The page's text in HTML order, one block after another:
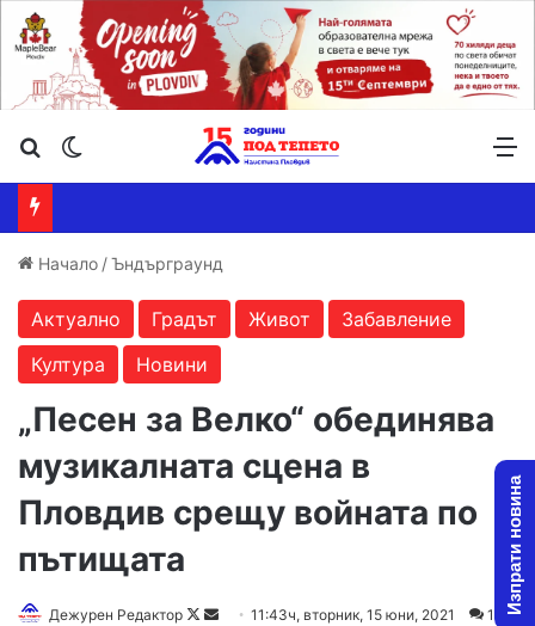
Търсене ...
Начало /Ъндърграунд
Актуално Градът Живот
Забавление
Култура
Новини
„Песен за Велко“ обединява
музикалната сцена в
Пловдив срещу войната по
пътищата
Дежурен Редактор
F
11:43ч, вторник, 15 юни, 2021 1 Изпрати новина